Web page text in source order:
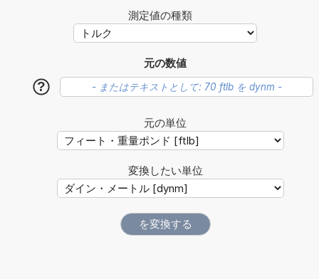
測定値の種類
元の数値
?
元の単位
変換したい単位